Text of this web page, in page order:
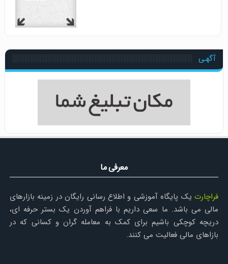
آگهـی
معرفی ما
فراچارتیک پایگاه آموزشی و اطلاع رسانی رایگان در زمینه بازارهای
مالی می باشد. ما سعی داریم با فراهم آوردن یک بستر حرفه ای،
دریچه کوچکی باشیم برای کمک به معامله گران و کسانی که در
بازاهای مالی فعالیت می کنند.